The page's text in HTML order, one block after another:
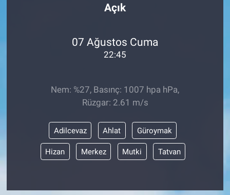
Açık
07 Ağustos Cuma
22:45
Nem: %27, Basınç: 1007 hpa hPa,
Rüzgar: 2.61 m/s
Adilcevaz Ahlat Güroymak
Hizan Merkez Mutki Tatvan